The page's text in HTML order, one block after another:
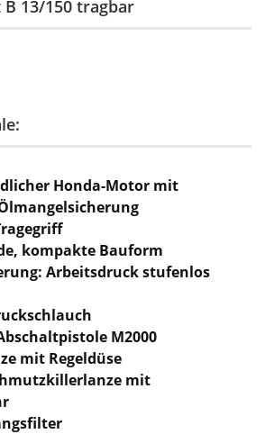
B 13/150 tragbar
Honda-Motor mit
kompakte Bauform
Arbeitsdruck stufenlos
M2000
mit Regeldüse
mit